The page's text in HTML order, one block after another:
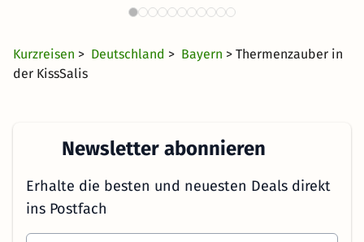
1992 Angebote
Kurzreisen > Deutschland > Bayern > Thermenzauber in
der KissSalis
Newsletter abonnieren
Erhalte die besten und neuesten Deals direkt
ins Postfach